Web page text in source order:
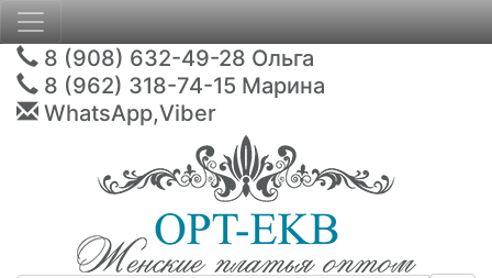
8 (908) 632-49-28 Ольга
8 (962) 318-74-15 Марина
WhatsApp,Viber